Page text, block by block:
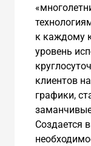
к каждому
уровень
клиентов
графики,
Создается